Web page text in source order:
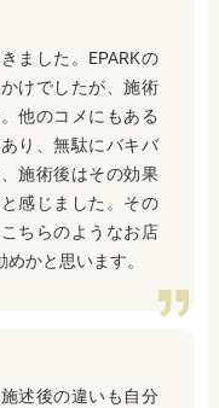
ました。EPARKの
けでしたが、施術
他のコメにもある
り、無駄にバキバ
施術後はその効果
感じました。その
ちらのようなお店
かと思います。
述後の違いも自分